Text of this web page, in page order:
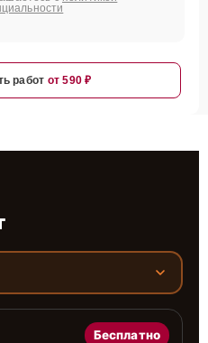
работ от 590 ₽
Бесплатно